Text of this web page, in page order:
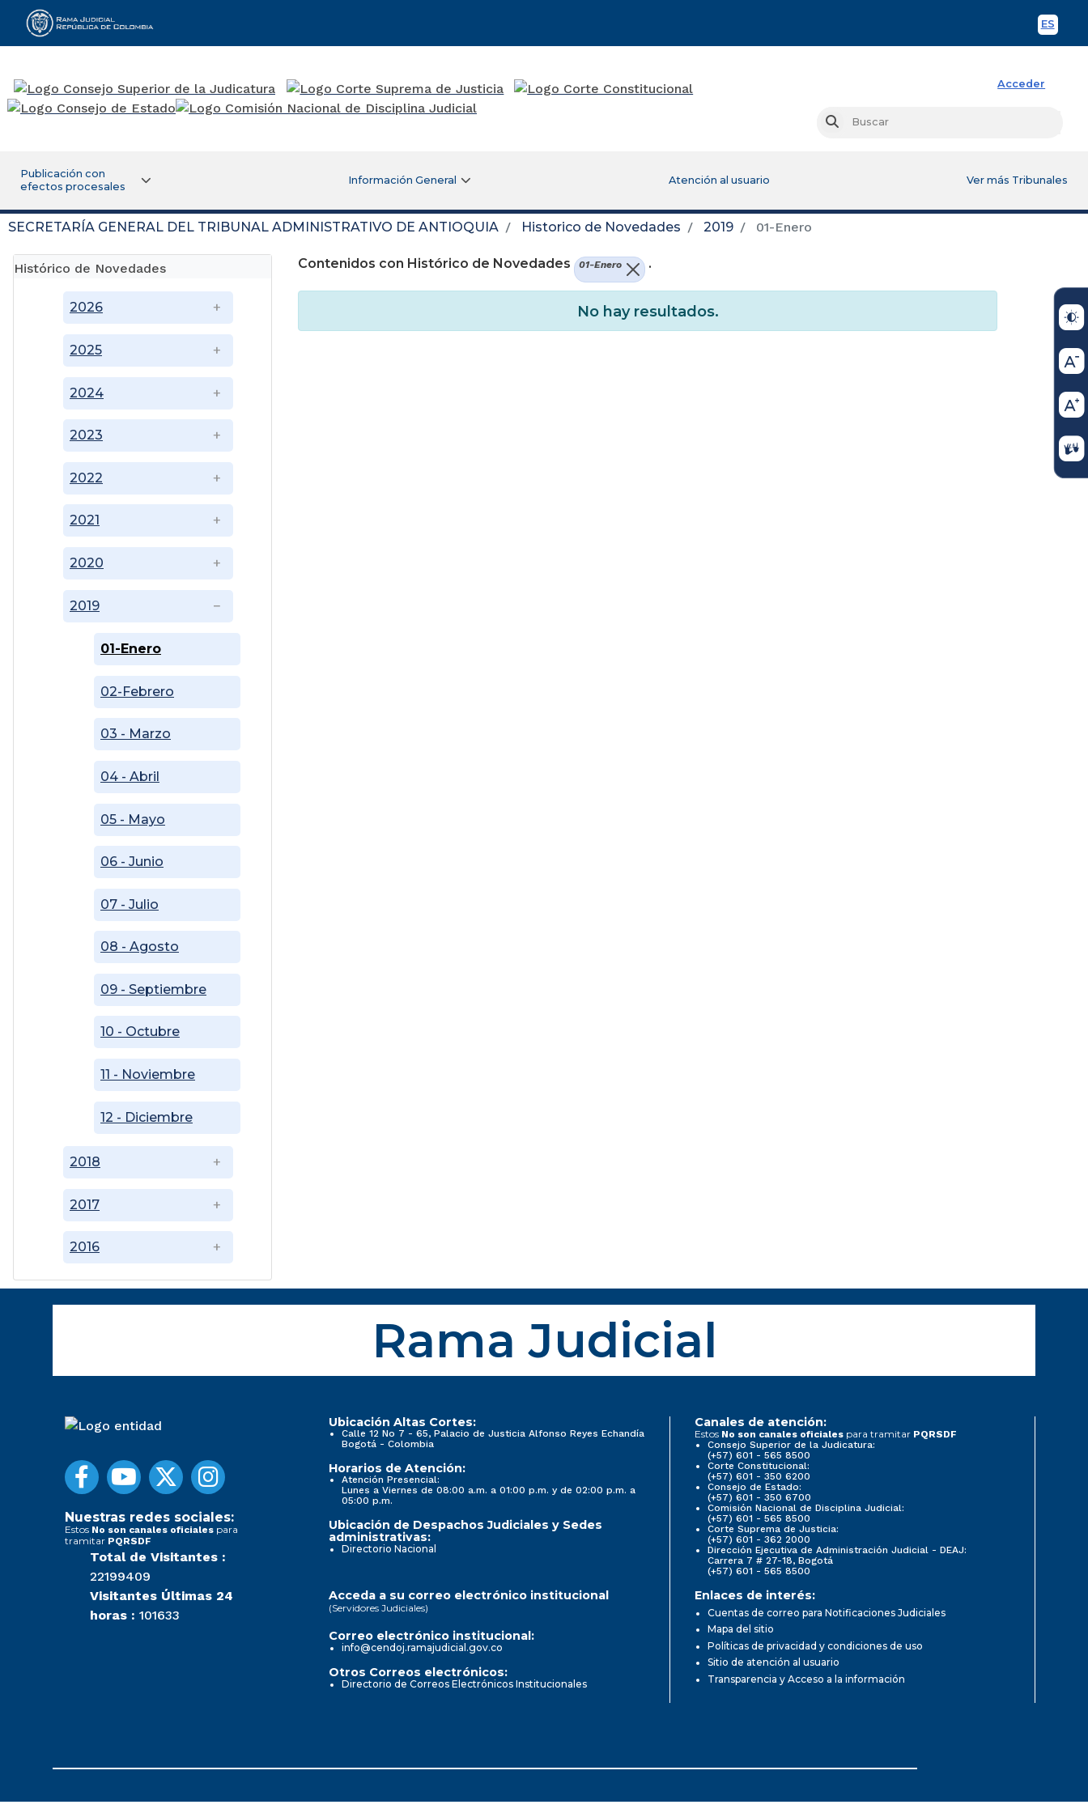
ES
Rama Judicial
Acceder
Buscar
Publicación con
efectos procesales
Información General Atención al usuario Ver más Tribunales
SECRETARÍA GENERAL DEL TRIBUNAL ADMINISTRATIVO DE ANTIOQUIA Historico de Novedades 2019 01-Enero
Histórico de Novedades
2016
2017
2018
2019
01-Enero
02-Febrero
03 - Marzo
04 - Abril
05 - Mayo
06 - Junio
07 - Julio
08 - Agosto
09 - Septiembre
10 - Octubre
11 - Noviembre
12 - Diciembre
2020
2021
2022
2023
2024
2025
2026
Contenidos con Histórico de Novedades 01-Enero .
No hay resultados.
Rama Judicial
Nuestras redes sociales:
Estos No son canales oficiales para
tramitar PQRSDF
Total de Visitantes :
22199409
Visitantes Últimas 24
horas : 101633
Ubicación Altas Cortes:
Calle 12 No 7 - 65, Palacio de Justicia Alfonso Reyes Echandía
Bogotá - Colombia
Horarios de Atención:
Atención Presencial:
Lunes a Viernes de 08:00 a.m. a 01:00 p.m. y de 02:00 p.m. a
05:00 p.m.
Ubicación de Despachos Judiciales y Sedes
administrativas:
Directorio Nacional
Canales de atención:
Estos No son canales oficiales para tramitar PQRSDF
Consejo Superior de la Judicatura:
(+57) 601 - 565 8500
Corte Constitucional:
(+57) 601 - 350 6200
Consejo de Estado:
(+57) 601 - 350 6700
Comisión Nacional de Disciplina Judicial:
(+57) 601 - 565 8500
Corte Suprema de Justicia:
(+57) 601 - 362 2000
Dirección Ejecutiva de Administración Judicial - DEAJ:
Carrera 7 # 27-18, Bogotá
(+57) 601 - 565 8500
Acceda a su correo electrónico institucional
(Servidores Judiciales)
Correo electrónico institucional:
info@cendoj.ramajudicial.gov.co
Otros Correos electrónicos:
Directorio de Correos Electrónicos Institucionales
Enlaces de interés:
Cuentas de correo para Notificaciones Judiciales
Mapa del sitio
Políticas de privacidad y condiciones de uso
Sitio de atención al usuario
Transparencia y Acceso a la información